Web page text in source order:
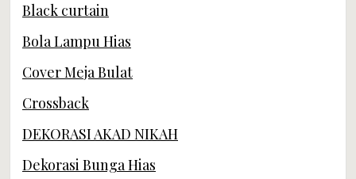
Black curtain
Bola Lampu Hias
Cover Meja Bulat
Crossback
DEKORASI AKAD NIKAH
Dekorasi Bunga Hias